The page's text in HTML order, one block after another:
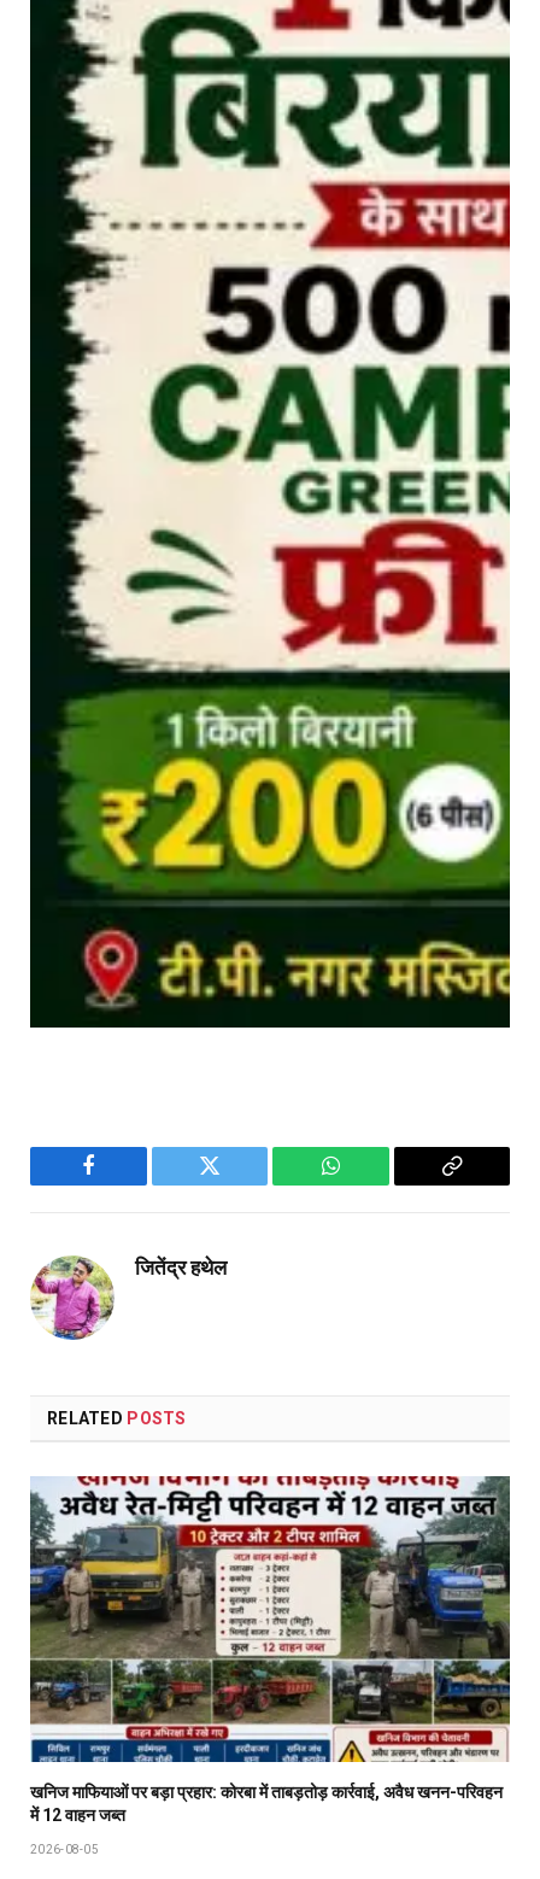
Facebook Twitter WhatsApp
Copy
जितेंद्र हथेल
RELATED POSTS
खनिज माफियाओं पर बड़ा प्रहार: कोरबा में ताबड़तोड़ कार्रवाई, अवैध खनन-परिवहन
में 12 वाहन जब्त
2026-08-05